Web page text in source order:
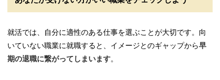
就活では、自分に適性のある仕事を選ぶことが大切です。向
いていない職業に就職すると、イメージとのギャップから早
期の退職に繋がってしまいます。